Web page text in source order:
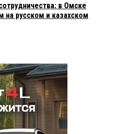
в Омске
на русском и казахском